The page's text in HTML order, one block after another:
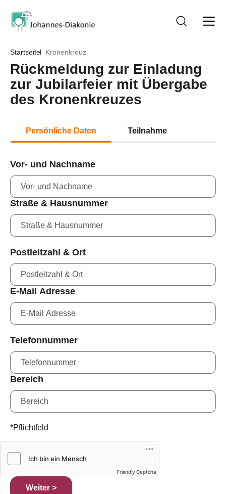
Startseite Kronenkreuz
Rückmeldung zur Einladung
zur Jubilarfeier mit Übergabe
des Kronenkreuzes
Persönliche Daten Teilnahme
Vor- und Nachname
Straße & Hausnummer
Postleitzahl & Ort
E-Mail Adresse
Telefonnummer
Bereich
*Pflichtfeld
Friendly Captcha
Weiter >